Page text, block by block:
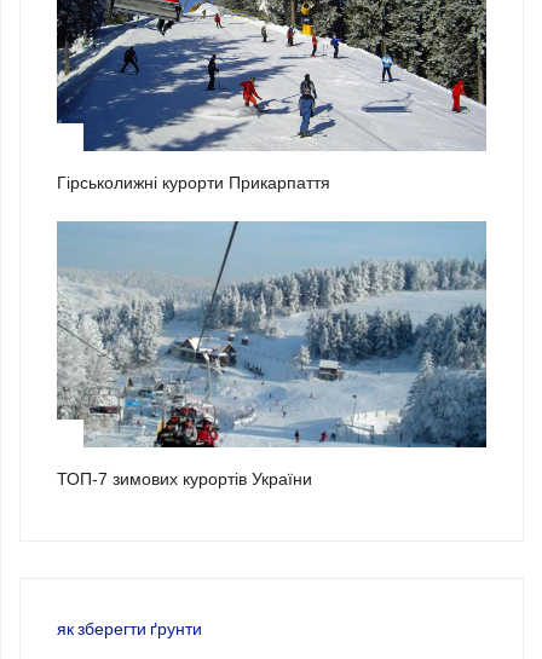
Гірськолижні курорти Прикарпаття
ТОП-7 зимових курортів України
як зберегти ґрунти